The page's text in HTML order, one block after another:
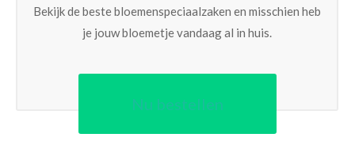
Bekijk de beste bloemenspeciaalzaken en misschien heb
je jouw bloemetje vandaag al in huis.
Nu bestellen